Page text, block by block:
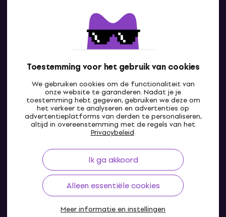
Toestemming voor het gebruik van cookies
We gebruiken cookies om de functionaliteit van
onze website te garanderen. Nadat je je
toestemming hebt gegeven, gebruiken we deze om
het verkeer te analyseren en advertenties op
advertentieplatforms van derden te personaliseren,
altijd in overeenstemming met de regels van het
Privacybeleid.
Ik ga akkoord
Alleen essentiële cookies
Meer informatie en instellingen
Neem contact met ons op
NL